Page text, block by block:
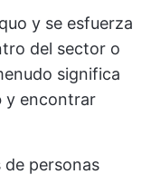
y se esfuerza
del sector o
significa
y encontrar
personas